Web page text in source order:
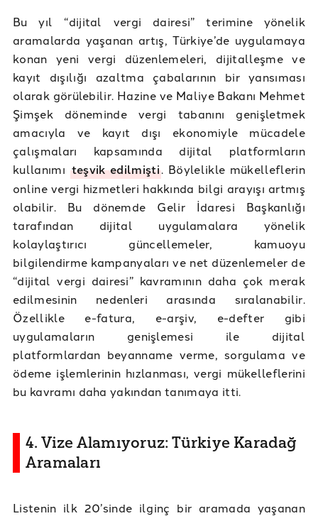
Bu yıl “dijital vergi dairesi” terimine yönelik
aramalarda yaşanan artış, Türkiye’de uygulamaya
konan yeni vergi düzenlemeleri, dijitalleşme ve
kayıt dışılığı azaltma çabalarının bir yansıması
olarak görülebilir. Hazine ve Maliye Bakanı Mehmet
Şimşek döneminde vergi tabanını genişletmek
amacıyla ve kayıt dışı ekonomiyle mücadele
çalışmaları kapsamında dijital platformların
kullanımı teşvik edilmişti. Böylelikle mükelleflerin
online vergi hizmetleri hakkında bilgi arayışı artmış
olabilir. Bu dönemde Gelir İdaresi Başkanlığı
tarafından dijital uygulamalara yönelik
kolaylaştırıcı güncellemeler, kamuoyu
bilgilendirme kampanyaları ve net düzenlemeler de
“dijital vergi dairesi” kavramının daha çok merak
edilmesinin nedenleri arasında sıralanabilir.
Özellikle e-fatura, e-arşiv, e-defter gibi
uygulamaların genişlemesi ile dijital
platformlardan beyanname verme, sorgulama ve
ödeme işlemlerinin hızlanması, vergi mükelleflerini
bu kavramı daha yakından tanımaya itti.
4. Vize Alamıyoruz: Türkiye Karadağ
Aramaları
Listenin ilk 20’sinde ilginç bir aramada yaşanan